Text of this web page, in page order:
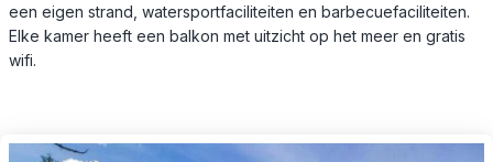
een eigen strand, watersportfaciliteiten en barbecuefaciliteiten.
Elke kamer heeft een balkon met uitzicht op het meer en gratis
wifi.